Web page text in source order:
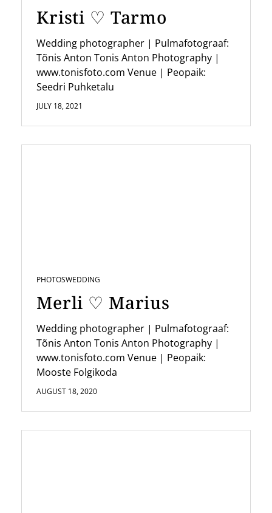
Kristi ♡ Tarmo
Wedding photographer | Pulmafotograaf:
Tõnis Anton Tonis Anton Photography |
www.tonisfoto.com Venue | Peopaik:
Seedri Puhketalu
JULY 18, 2021
PHOTOSWEDDING
Merli ♡ Marius
Wedding photographer | Pulmafotograaf:
Tõnis Anton Tonis Anton Photography |
www.tonisfoto.com Venue | Peopaik:
Mooste Folgikoda
AUGUST 18, 2020